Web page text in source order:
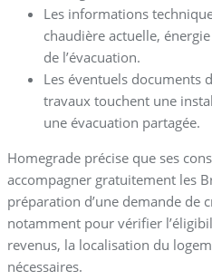
Les informations
chaudière actuelle,
de l’évacuation.
Les éventuels documents
travaux touchent une
une évacuation partagée.
Homegrade précise que ses
accompagner gratuitement les
préparation d’une demande de
notamment pour vérifier
revenus, la localisation du
nécessaires.